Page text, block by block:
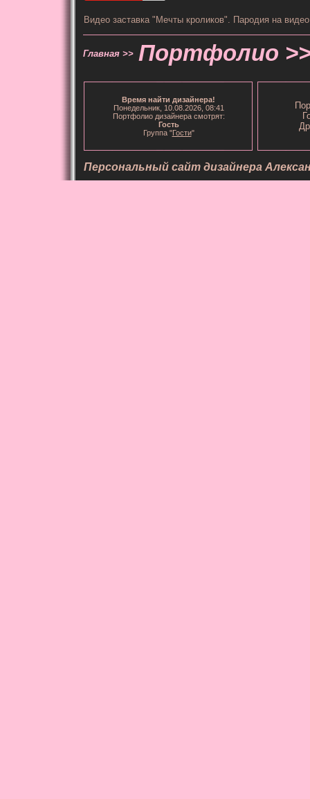
Видео заставка "Мечты кроликов". Пародия на
Главная >> Портфолио
Время найти дизайнера!
Понедельник, 10.08.2026, 08:41
Портфолио дизайнера смотрят:
Гость
Группа "Гости"
Персональный сайт дизайнера